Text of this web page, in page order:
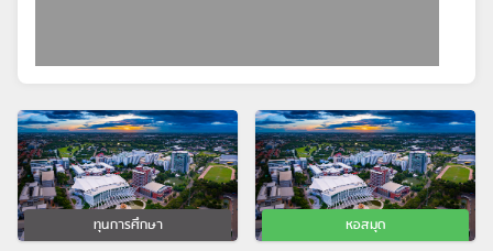
ทุนการศึกษา หอสมุด